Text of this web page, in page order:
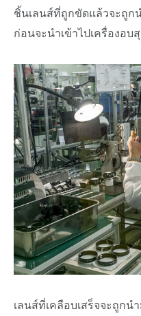
ชิ้นเลนส์ที่ถูกขัดแล้วจะถูก
ก่อนจะนำเข้าไปเครื่องอ
เลนส์ที่เคลือบเสร็จจะถูก